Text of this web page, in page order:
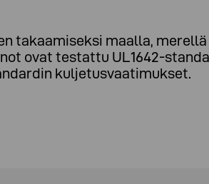
takaamiseksi maalla,
ovat testattu UL1642-
kuljetusvaatimukset.